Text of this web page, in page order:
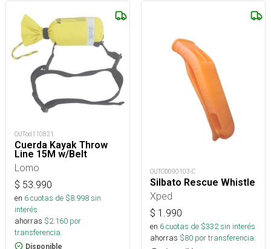
OUTod110821
Cuerda Kayak Throw
Line 15M w/Belt
Lomo
$ 53.990
en 6cuotas de $8.998sin
interés
ahorras $2.160 por
transferencia.
Disponible
OUTOD090103-C
Silbato Rescue Whistle
Xped
$ 1.990
en 6cuotas de $332sin interés
ahorras $80 por transferencia.